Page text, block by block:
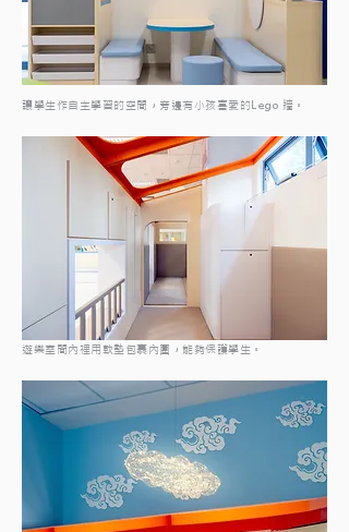
讓學生作自主學習的空間，旁邊有小孩喜愛的Lego 牆。
遊樂室間內裡用軟墊包裹內圍，能夠保護學生。